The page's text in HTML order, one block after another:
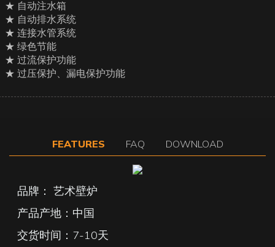
★ 自动注水箱
★ 自动排水系统
★ 连接水管系统
★ 绿色节能
★ 过流保护功能
★ 过压保护、漏电保护功能
FEATURES FAQ DOWNLOAD
品牌： 艺术壁炉
产品产地：中国
交货时间：7-10天